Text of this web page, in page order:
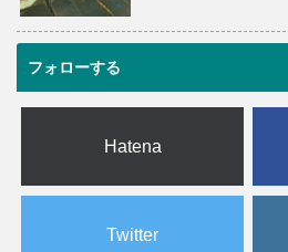
フォローする
Hatena
Twitter